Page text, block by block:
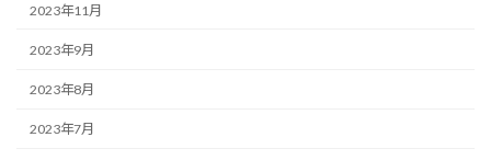
2023年11月
2023年9月
2023年8月
2023年7月